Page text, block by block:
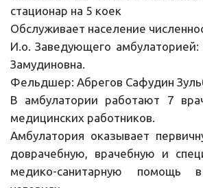
стационар на 5 коек
Обслуживает население
И.о. Заведующего
Замудиновна.
Фельдшер: Абрегов Сафудин
В амбулатории работают 7
медицинских работников.
Амбулатория оказывает
доврачебную, врачебную и
медико-санитарную помощь